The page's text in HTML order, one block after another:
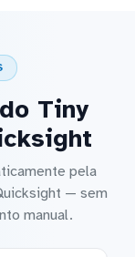
Tiny
pela
— sem
manual.